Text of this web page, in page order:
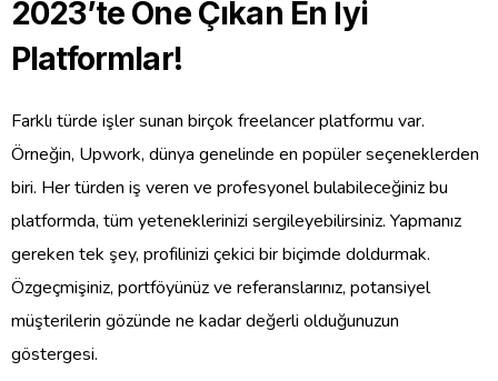
2023’te Öne Çıkan En İyi
Platformlar!
Farklı türde işler sunan birçok freelancer platformu var.
Örneğin, Upwork, dünya genelinde en popüler seçeneklerden
biri. Her türden iş veren ve profesyonel bulabileceğiniz bu
platformda, tüm yeteneklerinizi sergileyebilirsiniz. Yapmanız
gereken tek şey, profilinizi çekici bir biçimde doldurmak.
Özgeçmişiniz, portföyünüz ve referanslarınız, potansiyel
müşterilerin gözünde ne kadar değerli olduğunuzun
göstergesi.